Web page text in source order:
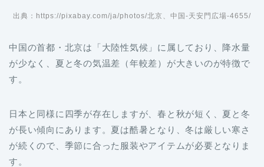
出典：https://pixabay.com/ja/photos/北京、中国-天安門広場-4655/
中国の首都・北京は「大陸性気候」に属しており、降水量
が少なく、夏と冬の気温差（年較差）が大きいのが特徴で
す。
日本と同様に四季が存在しますが、春と秋が短く、夏と冬
が長い傾向にあります。夏は酷暑となり、冬は厳しい寒さ
が続くので、季節に合った服装やアイテムが必要となりま
す。